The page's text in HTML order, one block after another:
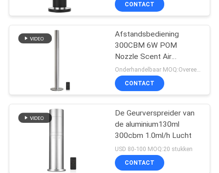
CONTACT
Afstandsbediening
300CBM 6W POM
Nozzle Scent Air
Machine
Onderhandelbaar MOQ:Overeen te komen
CONTACT
De Geurverspreider van
de aluminium130ml
300cbm 1.0ml/h Lucht
USD 80-100 MOQ:20 stukken
CONTACT